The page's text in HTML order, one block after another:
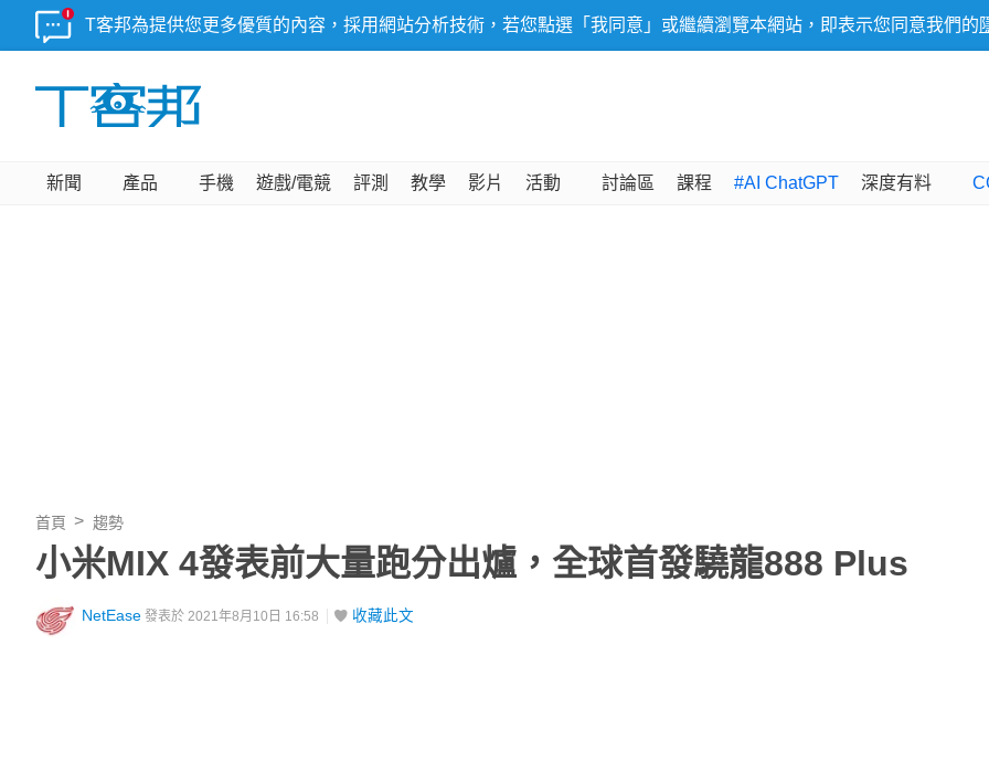
T客邦為提供您更多優質的內容，採用網站分析技術，若您點選「我同意」或繼續瀏覽本網站，即表示您同意我們的
新聞 產品 手機 遊戲/電競 評測 教學 影片 活動 討論區 課程 #AI ChatGPT 深度有料
首頁 趨勢
小米MIX 4發表前大量跑分出爐，全球首發驍龍888 Plus
NetEase 發表於 2021年8月10日 16:58 收藏此文